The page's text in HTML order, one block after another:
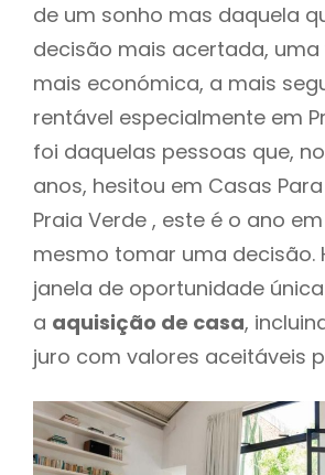
de um sonho mas daquela
decisão mais acertada, uma
mais económica, a mais
rentável especialmente em
foi daquelas pessoas que,
anos, hesitou em Casas
Praia Verde , este é o ano
mesmo tomar uma decisão.
janela de oportunidade
a aquisição de casa,
juro com valores aceitáveis